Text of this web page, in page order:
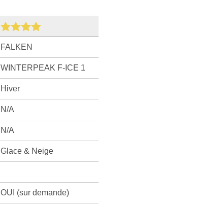
FALKEN
WINTERPEAK F-ICE 1
Hiver
N/A
N/A
Glace & Neige
OUI (sur demande)